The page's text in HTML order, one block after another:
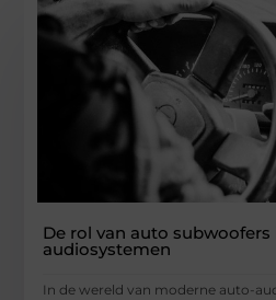
De rol van auto
audiosystemen
In de wereld van moderne auto-